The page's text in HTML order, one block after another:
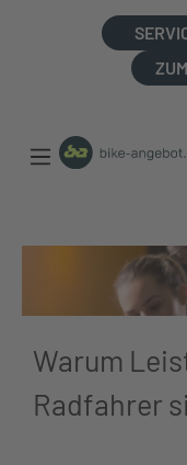
Warum
Radfahrer